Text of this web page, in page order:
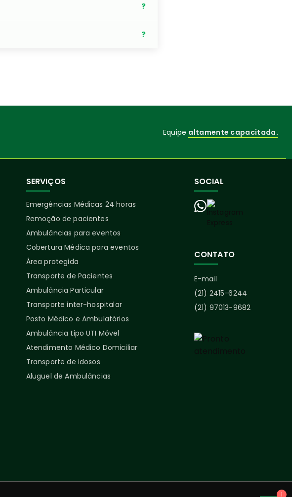
Equipe altamente capacitada.
SERVIÇOS
Emergências Médicas 24 horas
Remoção de pacientes
Ambulâncias para eventos
Cobertura Médica para eventos
Área protegida
Transporte de Pacientes
Ambulância Particular
Transporte inter-hospitalar
Posto Médico e Ambulatórios
Ambulância tipo UTI Móvel
Atendimento Médico Domiciliar
Transporte de Idosos
Aluguel de Ambulâncias
SOCIAL
CONTATO
E-mail
(21) 2415-6244
(21) 97013-9682
1